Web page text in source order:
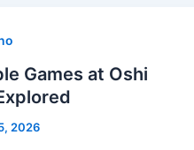
Games at Oshi
2026